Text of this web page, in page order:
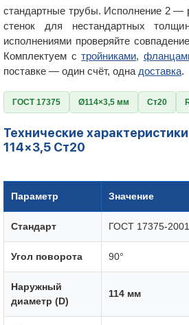
стандартные трубы. Исполнение 2 —
стенок для нестандартных
исполнениями проверяйте
Комплектуем стройниками,
поставке — один счёт, одна доставка.
ГОСТ 17375 Ø114×3,5 мм Ст20
Технические
114×3,5 Ст20
Параметр Значение
Стандарт ГОСТ 17375-2001
Угол поворота 90°
Наружный
диаметр (D)
114 мм